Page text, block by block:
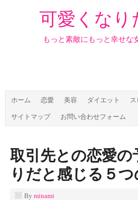
可愛くな
もっと素敵にもっと幸せな
ホーム 恋愛 美容 ダイエット
サイトマップ お問い合わせフォーム
取引先との恋愛の
りだと感じる５つ
By minami